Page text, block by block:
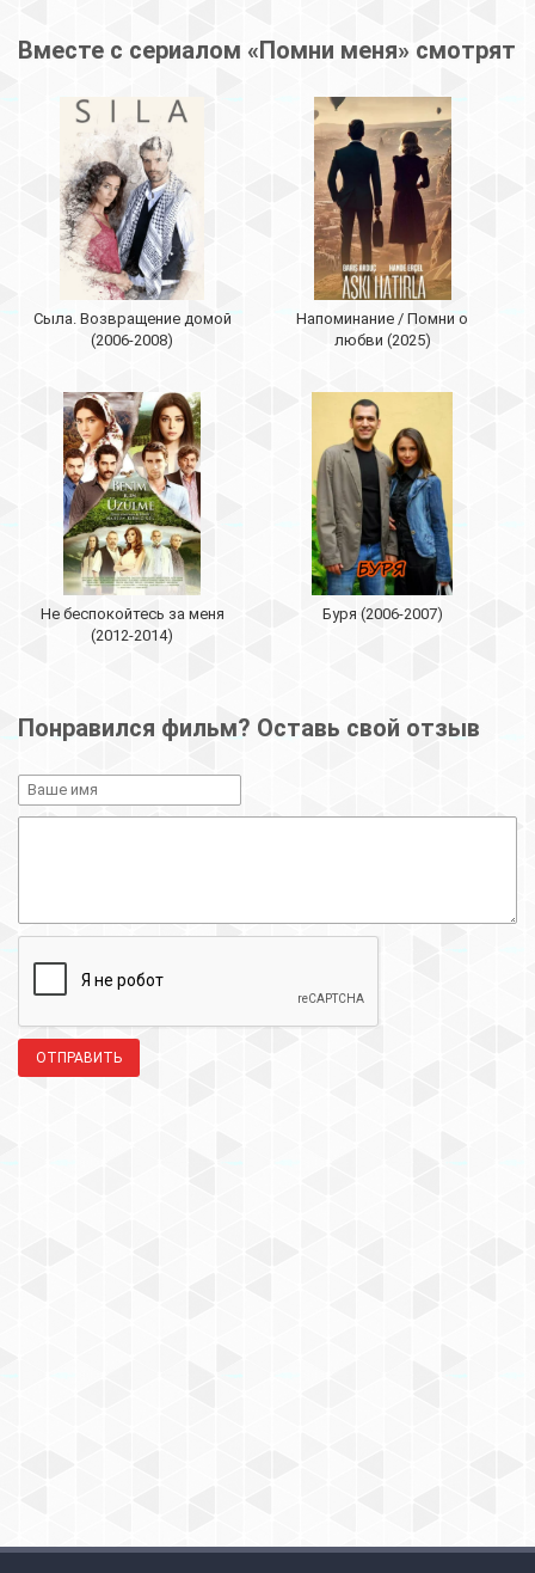
Вместе с сериалом «Помни меня» смотрят
Сыла. Возвращение домой
(2006-2008)
Напоминание / Помни о
любви (2025)
Не беспокойтесь за меня
(2012-2014)
Буря (2006-2007)
Понравился фильм? Оставь свой отзыв
ОТПРАВИТЬ